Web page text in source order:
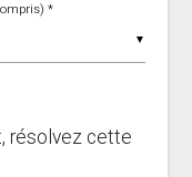
▼
*
résolvez cette